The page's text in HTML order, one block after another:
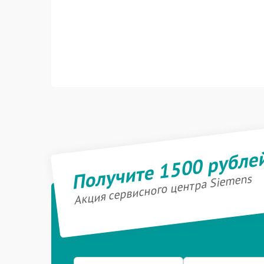
Получите 1500
Акция сервисного центра Siemens